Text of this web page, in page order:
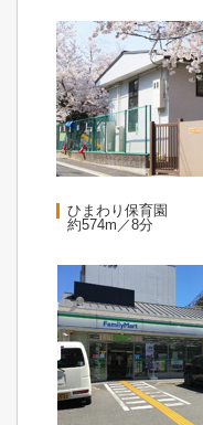
ひまわり保育園
約574m／8分